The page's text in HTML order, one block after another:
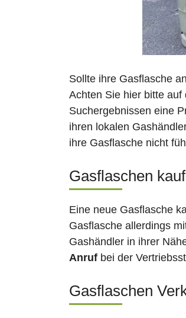
Sollte ihre Gasflasche
Achten Sie hier bitte
Suchergebnissen eine
ihren lokalen
ihre Gasflasche nicht
Gasflaschen
Eine neue Gasflasche
Gasflasche allerdings
Gashändler in ihrer
Anruf bei der
Gasflaschen